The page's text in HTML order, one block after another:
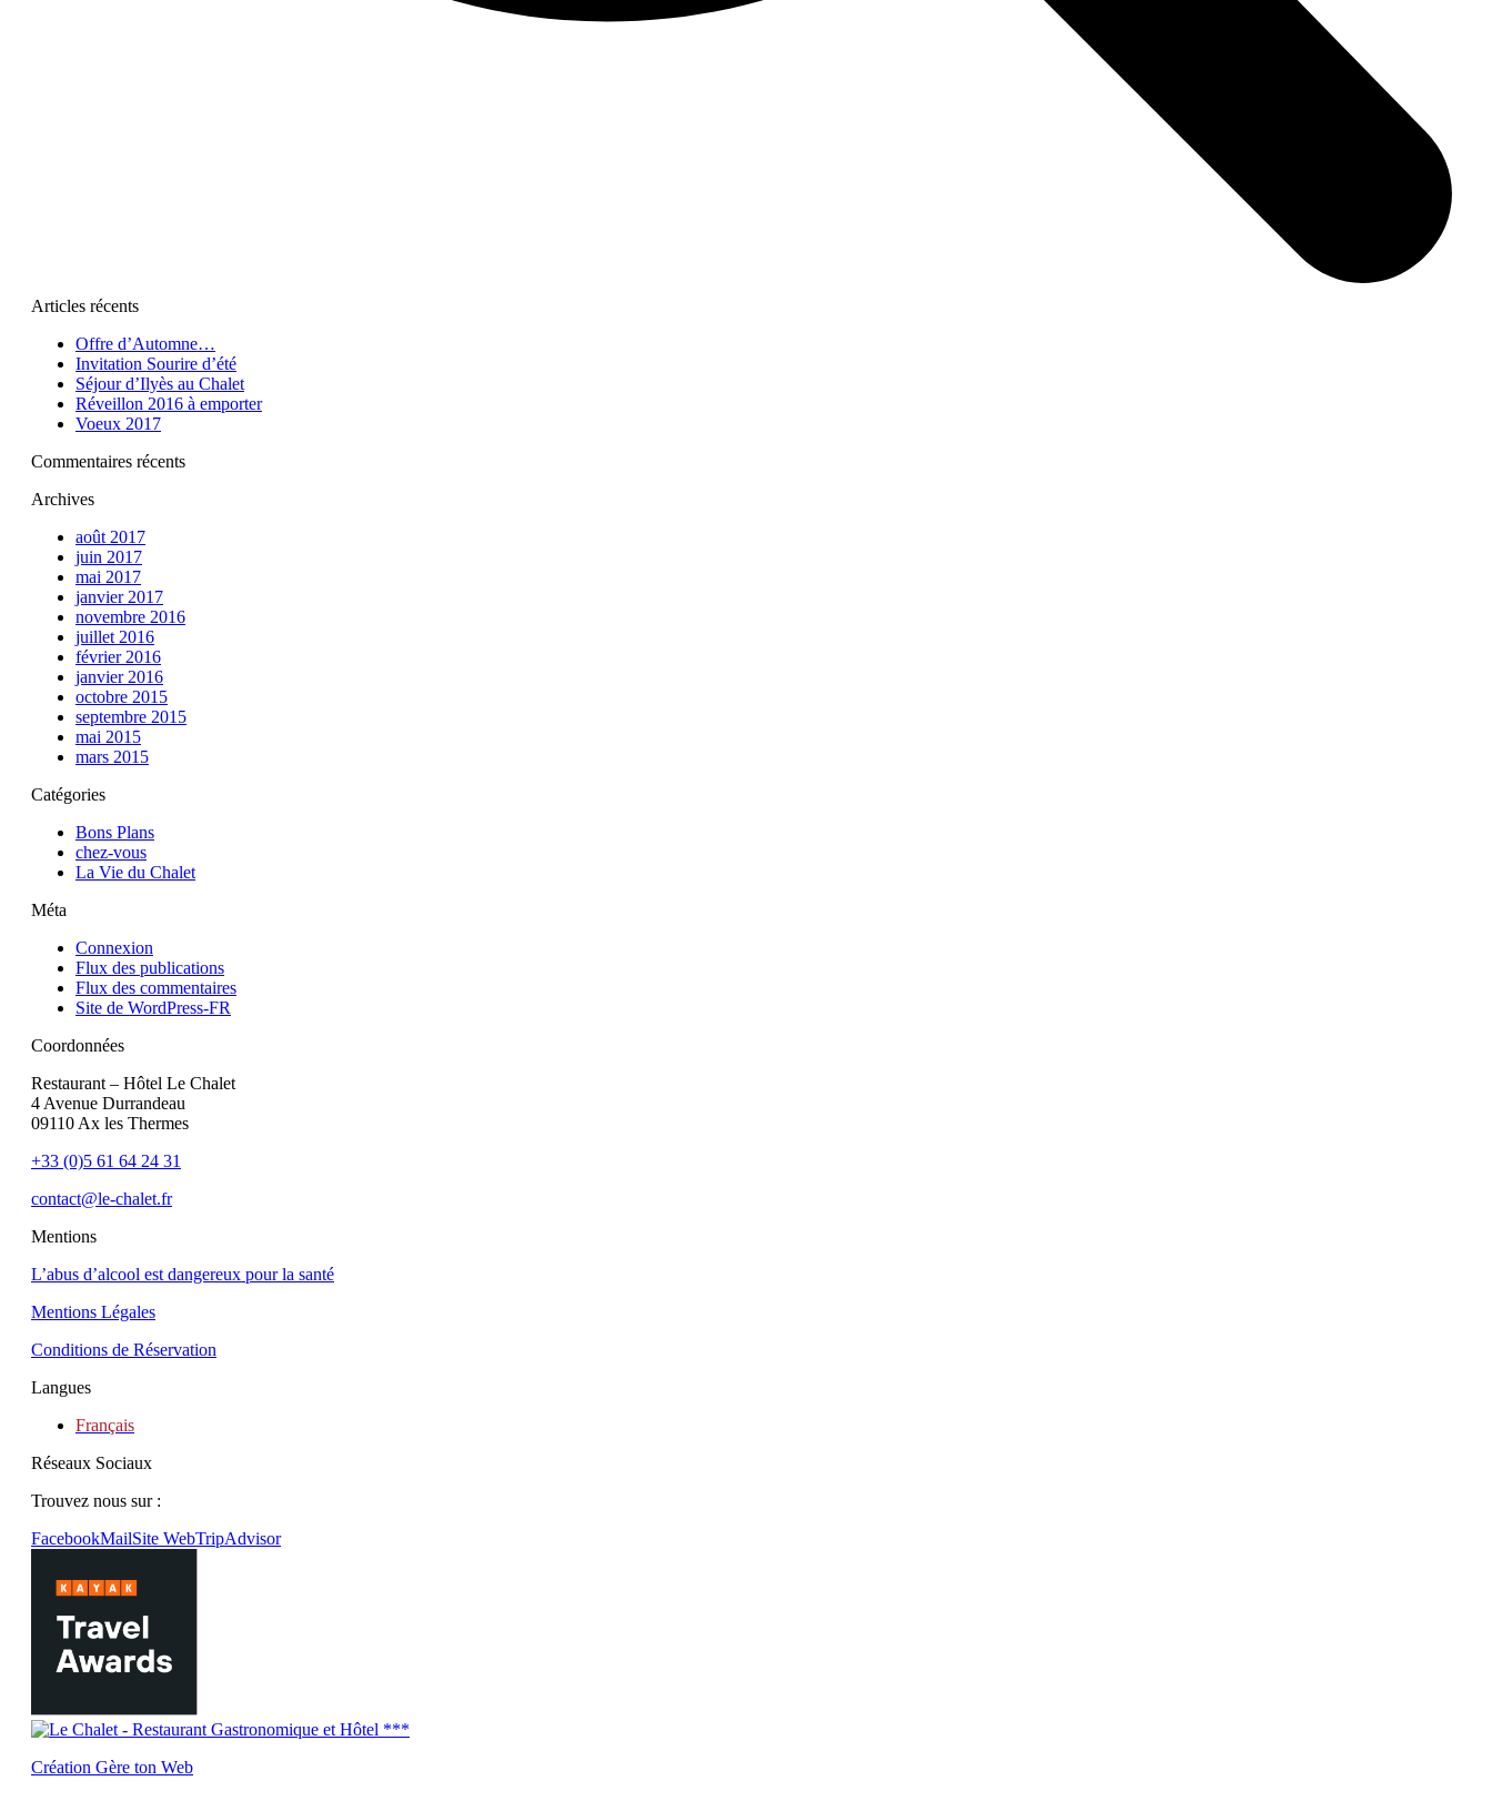
Articles récents
Offre d’Automne…
Invitation Sourire d’été
Séjour d’Ilyès au Chalet
Réveillon 2016 à emporter
Voeux 2017
Commentaires récents
Archives
août 2017
juin 2017
mai 2017
janvier 2017
novembre 2016
juillet 2016
février 2016
janvier 2016
octobre 2015
septembre 2015
mai 2015
mars 2015
Catégories
Bons Plans
chez-vous
La Vie du Chalet
Méta
Connexion
Flux des publications
Flux des commentaires
Site de WordPress-FR
Coordonnées
Restaurant – Hôtel Le Chalet
4 Avenue Durrandeau
09110 Ax les Thermes
+33 (0)5 61 64 24 31
contact@le-chalet.fr
Mentions
L’abus d’alcool est dangereux pour la santé
Mentions Légales
Conditions de Réservation
Langues
Français
Réseaux Sociaux
Trouvez nous sur :
FacebookMailSite WebTripAdvisor
Création Gère ton Web